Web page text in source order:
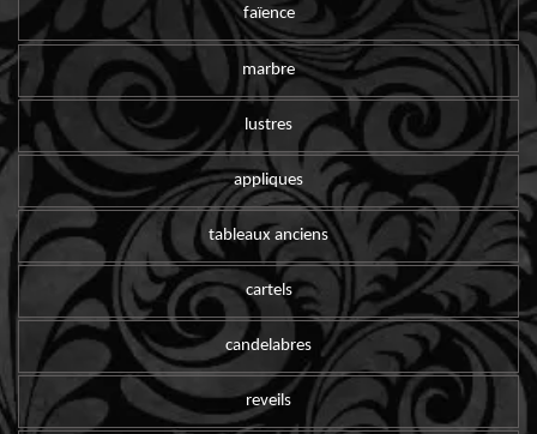
faïence
marbre
lustres
appliques
tableaux anciens
cartels
candelabres
reveils